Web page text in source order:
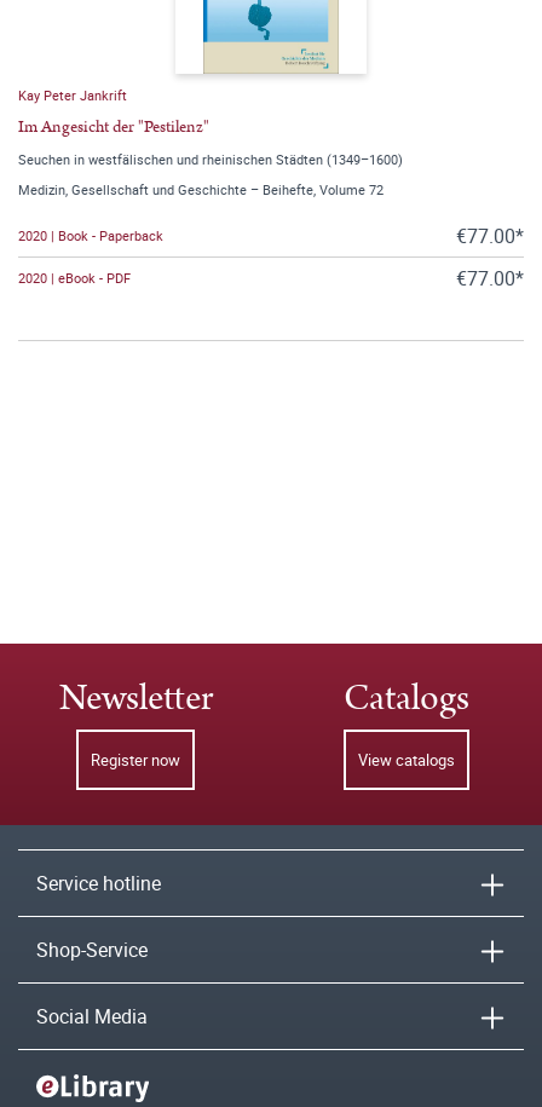
Kay Peter Jankrift
Im Angesicht der "Pestilenz"
Seuchen in westfälischen und rheinischen Städten (1349–1600)
Medizin, Gesellschaft und Geschichte – Beihefte, Volume 72
2020 | Book - Paperback €77.00*
2020 | eBook - PDF €77.00*
Newsletter
Register now
Catalogs
View catalogs
Service hotline
Shop-Service
Social Media